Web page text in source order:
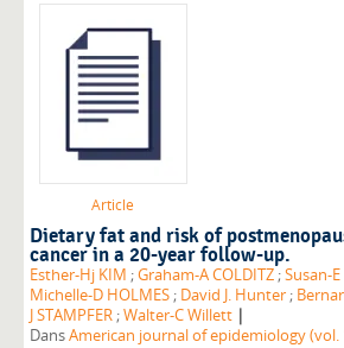
Article
Dietary fat and risk of
cancer in a 20-year follow-up.
Esther-Hj KIM ;Graham-A COLDITZ ;Susan-
Michelle-D HOLMES ; David J. Hunter ;
J STAMPFER ;Walter-C Willett |
DansAmerican journal of epidemiology (vol.